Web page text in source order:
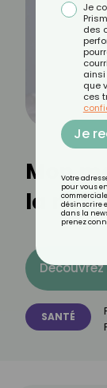
Mon
la nuit,
Découvrez
SANTÉ
Je
des
que
ces
Je
Votre
pour vous
désinscrire
dans la
prenez